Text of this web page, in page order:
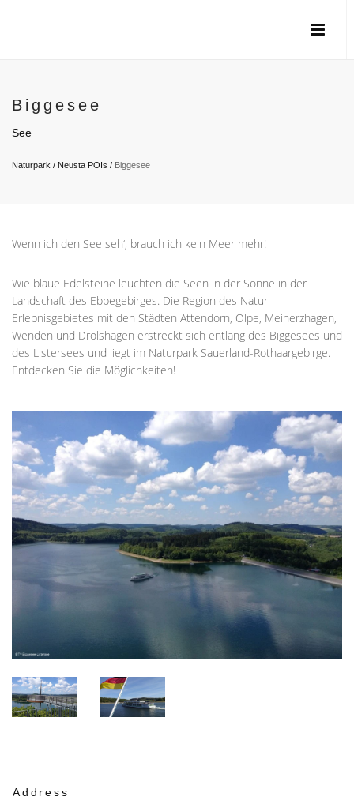
Biggesee
See
Naturpark / Neusta POIs / Biggesee
Wenn ich den See seh‘, brauch ich kein Meer mehr!
Wie blaue Edelsteine leuchten die Seen in der Sonne in der
Landschaft des Ebbegebirges. Die Region des Natur-
Erlebnisgebietes mit den Städten Attendorn, Olpe, Meinerzhagen,
Wenden und Drolshagen erstreckt sich entlang des Biggesees und
des Listersees und liegt im Naturpark Sauerland-Rothaargebirge.
Entdecken Sie die Möglichkeiten!
Address